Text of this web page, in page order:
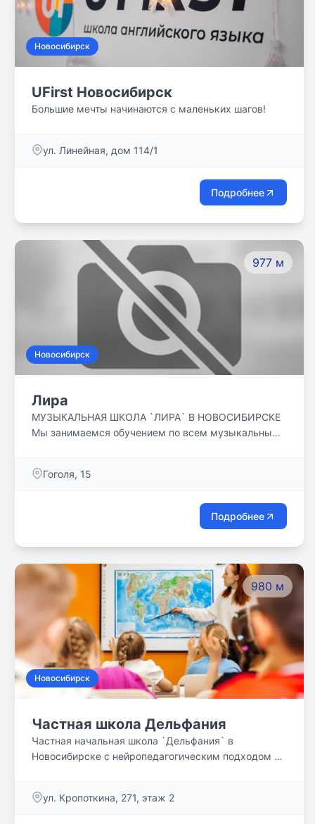
Новосибирск
UFirst Новосибирск
Большие мечты начинаются с маленьких шагов!
ул. Линейная, дом 114/1
Подробнее
977 м
Новосибирск
Лира
МУЗЫКАЛЬНАЯ ШКОЛА `ЛИРА` В НОВОСИБИРСКЕ
Мы занимаемся обучением по всем музыкальным
профессионалов. Наши преподаватели -
Гоголя, 15
Подробнее
980 м
Новосибирск
Частная школа Дельфания
Частная начальная школа `Дельфания` в
Новосибирске с нейропедагогическим подходом к
классы до 9 детей. Учебная программа по ФГОС
ул. Кропоткина, 271, этаж 2